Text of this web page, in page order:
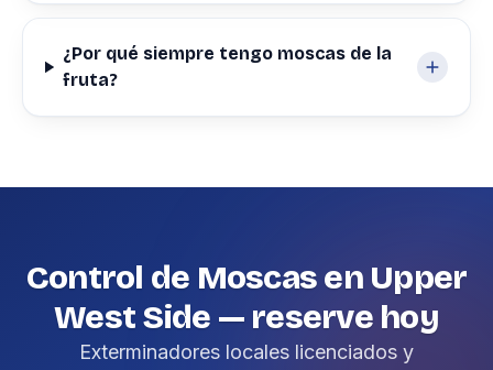
¿Por qué siempre tengo moscas de la
fruta?
Control de Moscas en Upper
West Side — reserve hoy
Exterminadores locales licenciados y